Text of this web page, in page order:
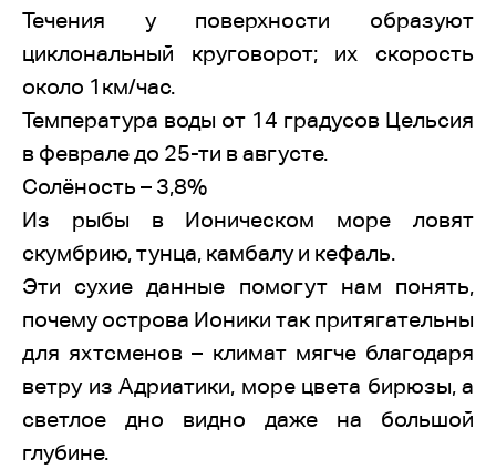
Течения у поверхности образуют
циклональный круговорот; их скорость
около 1км/час.
Температура воды от 14 градусов Цельсия
в феврале до 25-ти в августе.
Солёность – 3,8%
Из рыбы в Ионическом море ловят
скумбрию, тунца, камбалу и кефаль.
Эти сухие данные помогут нам понять,
почему острова Ионики так притягательны
для яхтсменов – климат мягче благодаря
ветру из Адриатики, море цвета бирюзы, а
светлое дно видно даже на большой
глубине.